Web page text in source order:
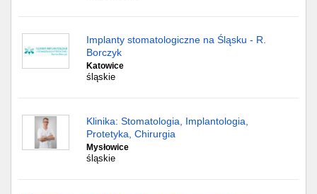
Implanty stomatologiczne na Śląsku - R.
Borczyk
Katowice
śląskie
Klinika: Stomatologia, Implantologia,
Protetyka, Chirurgia
Mysłowice
śląskie